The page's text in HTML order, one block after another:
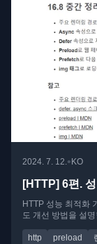
2024. 7. 12.• KO
[HTTP] 6편.
HTTP 성능 최적화
도 개선 방법을 설
http preload